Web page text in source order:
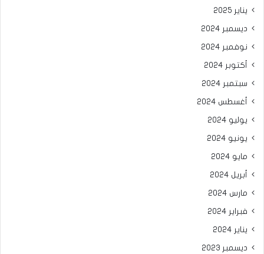
يناير 2025
ديسمبر 2024
نوفمبر 2024
أكتوبر 2024
سبتمبر 2024
أغسطس 2024
يوليو 2024
يونيو 2024
مايو 2024
أبريل 2024
مارس 2024
فبراير 2024
يناير 2024
ديسمبر 2023